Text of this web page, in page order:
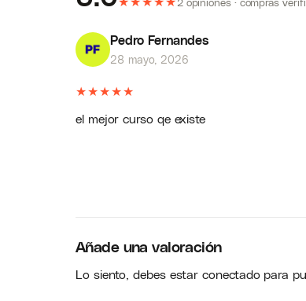
Pedro Fernandes
28 mayo, 2026
★★★★★
el mejor curso qe existe
Añade una valoración
Lo siento, debes estarconectadopara